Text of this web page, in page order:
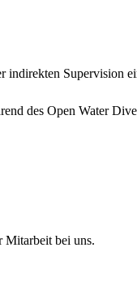
indirekten Supervision
des Open Water
Mitarbeit bei uns.